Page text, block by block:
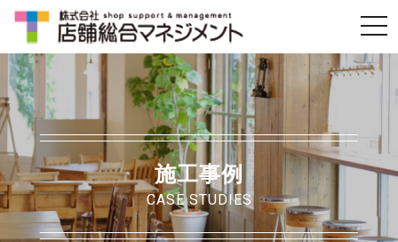
施工事例
CASE STUDIES
t
o
g
e
n